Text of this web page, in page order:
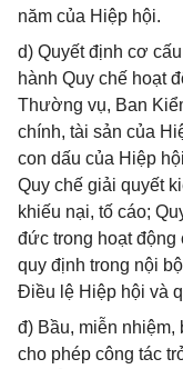
năm của Hiệp hội.
d) Quyết định cơ
hành Quy chế hoạt
Thường vụ, Ban
chính, tài sản của
con dấu của Hiệp
Quy chế giải quyết
khiếu nại, tố cáo;
đức trong hoạt động
quy định trong nội
Điều lệ Hiệp hội và
đ) Bầu, miễn nhiệm,
cho phép công tác